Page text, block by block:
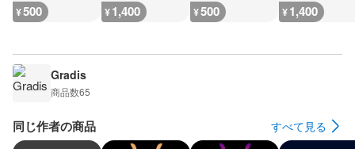
¥500 ¥1,400 ¥500 ¥1,400
Gradis
商品数65
同じ作者の商品 すべて見る